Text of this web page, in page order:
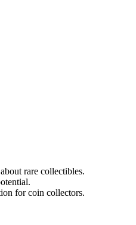
rare collectibles.
for coin collectors.